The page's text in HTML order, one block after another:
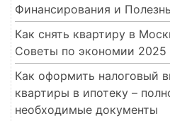
Финансирования и
Как снять квартиру в
Советы по экономии 2025
Как оформить налоговый
квартиры в ипотеку –
необходимые документы